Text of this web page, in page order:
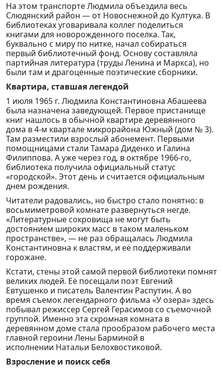
На этом транспорте Людмила объездила весь
Слюдянский район — от Новоснежной до Култука. В
библиотеках уговаривала коллег поделиться
книгами для новорожденного поселка. Так,
буквально с миру по нитке, начал собираться
первый библиотечный фонд. Основу составляла
партийная литература (труды Ленина и Маркса), но
были там и драгоценные поэтические сборники.
Квартира, ставшая легендой
1 июля 1965 г. Людмила Константиновна Абашеева
была назначена заведующей. Первое пристанище
книг нашлось в обычной квартире деревянного
дома в 4-м квартале микрорайона Южный (дом № 3).
Там разместили взрослый абонемент. Первыми
помощницами стали Тамара Диденко и Галина
Филиппова. А уже через год, в октябре 1966-го,
библиотека получила официальный статус
«городской». Этот день и считается официальным
днем рождения.
Читатели радовались, но быстро стало понятно: в
восьмиметровой комнате развернуться негде.
«Литературные сокровища не могут быть
достоянием широких масс в таком маленьком
пространстве», — не раз обращалась Людмила
Константиновна к властям, и её поддерживали
горожане.
Кстати, стены этой самой первой библиотеки помнят
великих людей. Её посещали поэт Евгений
Евтушенко и писатель Валентин Распутин. А во
время съемок легендарного фильма «У озера» здесь
побывал режиссер Сергей Герасимов со съемочной
группой. Именно эта скромная комната в
деревянном доме стала прообразом рабочего места
главной героини Лены Барминой в
исполнении Натальи Белохвостиковой.
Взросление и поиск себя